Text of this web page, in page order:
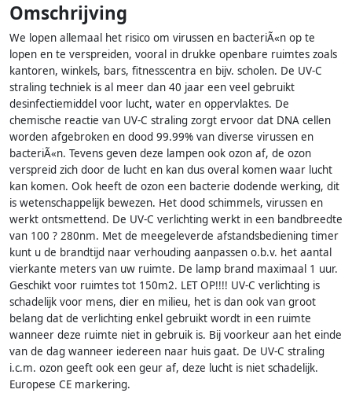
Omschrijving
We lopen allemaal het risico om virussen en bacteriÃ«n op te
lopen en te verspreiden, vooral in drukke openbare ruimtes zoals
kantoren, winkels, bars, fitnesscentra en bijv. scholen. De UV-C
straling techniek is al meer dan 40 jaar een veel gebruikt
desinfectiemiddel voor lucht, water en oppervlaktes. De
chemische reactie van UV-C straling zorgt ervoor dat DNA cellen
worden afgebroken en dood 99.99% van diverse virussen en
bacteriÃ«n. Tevens geven deze lampen ook ozon af, de ozon
verspreid zich door de lucht en kan dus overal komen waar lucht
kan komen. Ook heeft de ozon een bacterie dodende werking, dit
is wetenschappelijk bewezen. Het dood schimmels, virussen en
werkt ontsmettend. De UV-C verlichting werkt in een bandbreedte
van 100 ? 280nm. Met de meegeleverde afstandsbediening timer
kunt u de brandtijd naar verhouding aanpassen o.b.v. het aantal
vierkante meters van uw ruimte. De lamp brand maximaal 1 uur.
Geschikt voor ruimtes tot 150m2. LET OP!!!! UV-C verlichting is
schadelijk voor mens, dier en milieu, het is dan ook van groot
belang dat de verlichting enkel gebruikt wordt in een ruimte
wanneer deze ruimte niet in gebruik is. Bij voorkeur aan het einde
van de dag wanneer iedereen naar huis gaat. De UV-C straling
i.c.m. ozon geeft ook een geur af, deze lucht is niet schadelijk.
Europese CE markering.